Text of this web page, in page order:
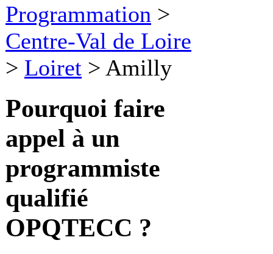
Programmation >
Centre-Val de Loire
> Loiret > Amilly
Pourquoi faire
appel à un
programmiste
qualifié
OPQTECC ?